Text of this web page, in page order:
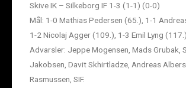
Skive IK – Silkeborg IF 1-3 (1-1) (0-0)
Mål: 1-0 Mathias Pedersen (65.), 1-1
1-2 Nicolaj Agger (109.), 1-3 Emil Lyng (117.)
Advarsler: Jeppe Mogensen, Mads Grubak,
Jakobsen, Davit Skhirtladze, Andreas
Rasmussen, SIF.